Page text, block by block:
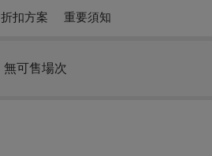
折扣方案 重要須知
無可售場次